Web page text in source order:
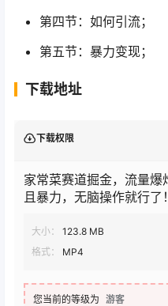
第四节：如何引流；
第五节：暴力变现；
下载地址
下载权限
家常菜赛道掘金，流量
且暴力，无脑操作就行了！
大小：
123.8 MB
格式：
MP4
您当前的等级为 游客